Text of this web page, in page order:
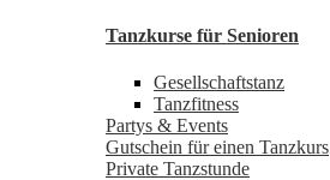
Tanzkurse für Senioren
Gesellschaftstanz
Tanzfitness
Partys & Events
Gutschein für einen Tanzkurs
Private Tanzstunde